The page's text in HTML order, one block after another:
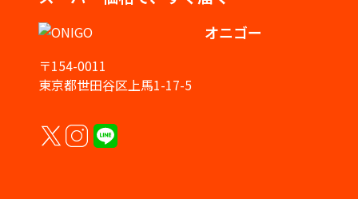
オニゴー
〒154-0011
東京都世田谷区上馬1-17-5